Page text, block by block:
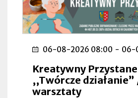
06-08-2026 08:00 - 06-
Kreatywny
,,Twórcze
warsztaty